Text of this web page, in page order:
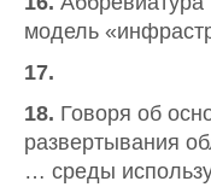
модель
17.
18. Говоря об
развертывания
… среды